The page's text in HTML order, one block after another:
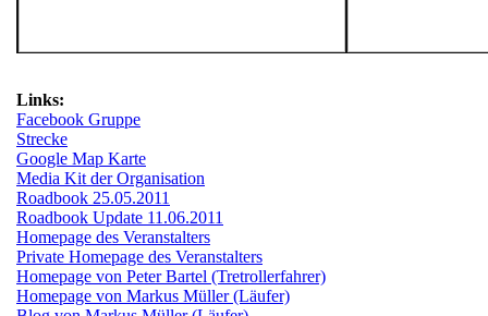
Links:
Facebook Gruppe
Strecke
Google Map Karte
Media Kit der Organisation
Roadbook 25.05.2011
Roadbook Update 11.06.2011
Homepage des Veranstalters
Private Homepage des Veranstalters
Homepage von Peter Bartel (Tretrollerfahrer)
Homepage von Markus Müller (Läufer)